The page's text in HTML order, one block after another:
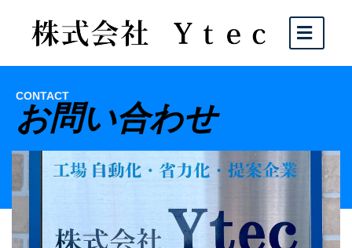
CONTACT
お問い合わせ
お問い合わせ